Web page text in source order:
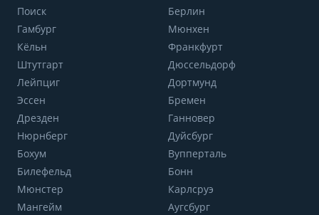
Поиск
Берлин
Гамбург
Мюнхен
Кёльн
Франкфурт
Штутгарт
Дюссельдорф
Лейпциг
Дортмунд
Эссен
Бремен
Дрезден
Ганновер
Нюрнберг
Дуйсбург
Бохум
Вупперталь
Билефельд
Бонн
Мюнстер
Карлсруэ
Мангейм
Аугсбург